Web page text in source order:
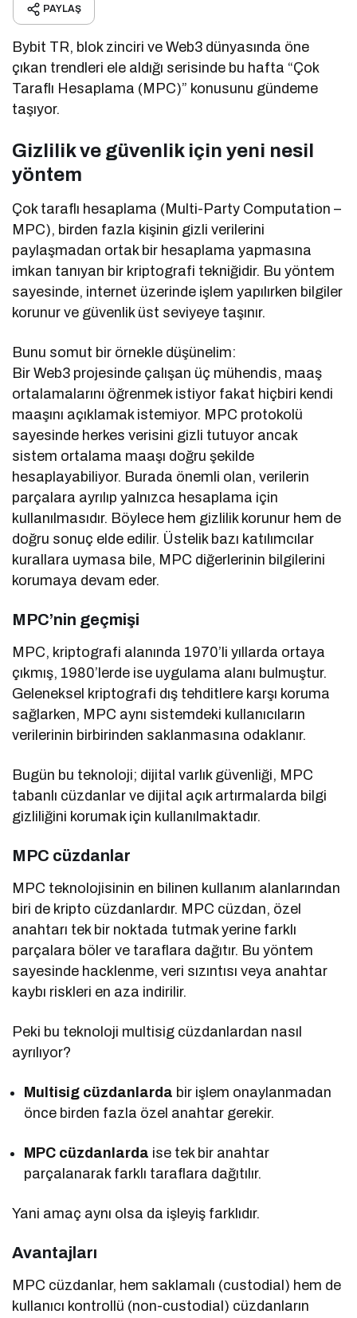
PAYLAŞ
Bybit TR, blok zinciri ve Web3 dünyasında öne
çıkan trendleri ele aldığı serisinde bu hafta “Çok
Taraflı Hesaplama (MPC)” konusunu gündeme
taşıyor.
Gizlilik ve güvenlik için yeni nesil
yöntem
Çok taraflı hesaplama (Multi-Party Computation –
MPC), birden fazla kişinin gizli verilerini
paylaşmadan ortak bir hesaplama yapmasına
imkan tanıyan bir kriptografi tekniğidir. Bu yöntem
sayesinde, internet üzerinde işlem yapılırken bilgiler
korunur ve güvenlik üst seviyeye taşınır.
Bunu somut bir örnekle düşünelim:
Bir Web3 projesinde çalışan üç mühendis, maaş
ortalamalarını öğrenmek istiyor fakat hiçbiri kendi
maaşını açıklamak istemiyor. MPC protokolü
sayesinde herkes verisini gizli tutuyor ancak
sistem ortalama maaşı doğru şekilde
hesaplayabiliyor. Burada önemli olan, verilerin
parçalara ayrılıp yalnızca hesaplama için
kullanılmasıdır. Böylece hem gizlilik korunur hem de
doğru sonuç elde edilir. Üstelik bazı katılımcılar
kurallara uymasa bile, MPC diğerlerinin bilgilerini
korumaya devam eder.
MPC’nin geçmişi
MPC, kriptografi alanında 1970’li yıllarda ortaya
çıkmış, 1980’lerde ise uygulama alanı bulmuştur.
Geleneksel kriptografi dış tehditlere karşı koruma
sağlarken, MPC aynı sistemdeki kullanıcıların
verilerinin birbirinden saklanmasına odaklanır.
Bugün bu teknoloji; dijital varlık güvenliği, MPC
tabanlı cüzdanlar ve dijital açık artırmalarda bilgi
gizliliğini korumak için kullanılmaktadır.
MPC cüzdanlar
MPC teknolojisinin en bilinen kullanım alanlarından
biri de kripto cüzdanlardır. MPC cüzdan, özel
anahtarı tek bir noktada tutmak yerine farklı
parçalara böler ve taraflara dağıtır. Bu yöntem
sayesinde hacklenme, veri sızıntısı veya anahtar
kaybı riskleri en aza indirilir.
Peki bu teknoloji multisig cüzdanlardan nasıl
ayrılıyor?
Multisig cüzdanlarda bir işlem onaylanmadan
önce birden fazla özel anahtar gerekir.
MPC cüzdanlarda ise tek bir anahtar
parçalanarak farklı taraflara dağıtılır.
Yani amaç aynı olsa da işleyiş farklıdır.
Avantajları
MPC cüzdanlar, hem saklamalı (custodial) hem de
kullanıcı kontrollü (non-custodial) cüzdanların